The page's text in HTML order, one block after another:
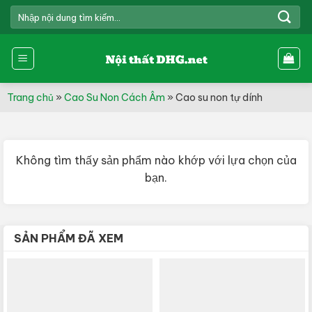
Skip
to
TÌM
KIẾM:
Trang chủ » Cao Su Non Cách Âm » Cao su non tự dính
Không tìm thấy sản phẩm nào khớp với lựa chọn của
bạn.
SẢN PHẨM ĐÃ XEM